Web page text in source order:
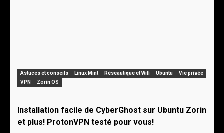
Astuces et conseils Linux Mint Réseautique et Wifi Ubuntu
Vie privée
VPN
Zorin OS
Installation facile de CyberGhost sur Ubuntu Zorin
et plus! ProtonVPN testé pour vous!